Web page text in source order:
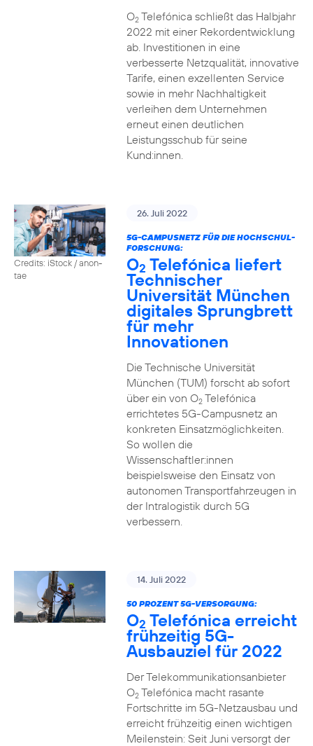
O2Telefónica schließt das Halbjahr
2022 mit einer Rekordentwicklung
ab. Investitionen in eine
verbesserte Netzqualität, innovative
Tarife, einen exzellenten Service
sowie in mehr Nachhaltigkeit
verleihen dem Unternehmen
erneut einen deutlichen
Leistungsschub für seine
Kund:innen.
Credits: iStock / anon-
tae
26. Juli 2022
5G-CAMPUSNETZ FÜR DIE HOCHSCHUL-
FORSCHUNG:
O2 Telefónica liefert
Technischer
Universität München
digitales Sprungbrett
für mehr
Innovationen
Die Technische Universität
München (TUM) forscht ab sofort
über ein von O2Telefónica
errichtetes 5G-Campusnetz an
konkreten Einsatzmöglichkeiten.
So wollen die
Wissenschaftler:innen
beispielsweise den Einsatz von
autonomen Transportfahrzeugen in
der Intralogistik durch 5G
verbessern.
14. Juli 2022
50 PROZENT 5G-VERSORGUNG:
O2 Telefónica erreicht
frühzeitig 5G-
Ausbauziel für 2022
Der Telekommunikationsanbieter
O2Telefónica macht rasante
Fortschritte im 5G-Netzausbau und
erreicht frühzeitig einen wichtigen
Meilenstein: Seit Juni versorgt der